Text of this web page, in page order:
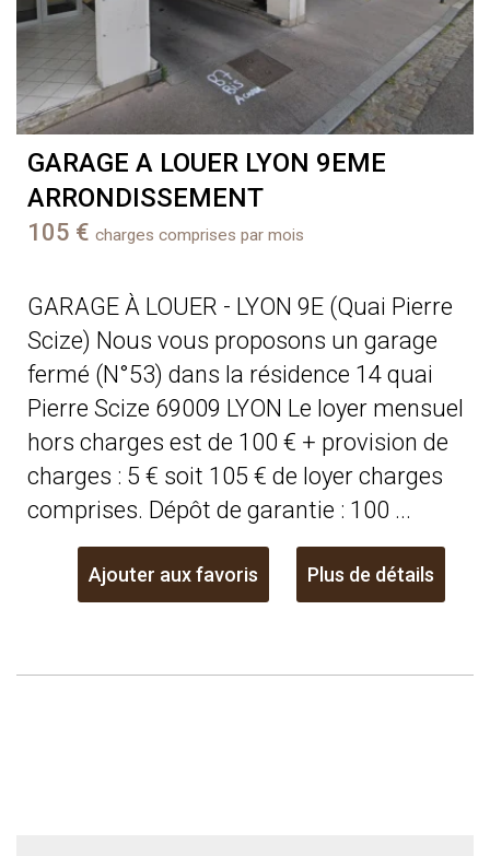
GARAGE A LOUER LYON 9EME
ARRONDISSEMENT
105 € charges comprises par mois
GARAGE À LOUER - LYON 9E (Quai Pierre
Scize) Nous vous proposons un garage
fermé (N°53) dans la résidence 14 quai
Pierre Scize 69009 LYON Le loyer mensuel
hors charges est de 100 € + provision de
charges : 5 € soit 105 € de loyer charges
comprises. Dépôt de garantie : 100 ...
Ajouter aux favoris Plus de détails